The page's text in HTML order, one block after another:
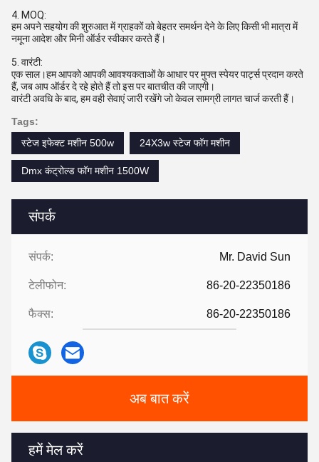
संपर्क
संपर्क: Mr. David Sun
टेलीफोन: 86-20-22350186
फैक्स: 86-20-22350186
अब बात करें
हमें मेल करें
4. MOQ:
हम अपने सहयोग की शुरुआत में ग्राहकों को बेहतर समर्थन देने के लिए किसी भी मात्रा में
नमूना आदेश और मिनी ऑर्डर स्वीकार करते हैं।
5. वारंटी:
एक साल।हम आपको आपकी आवश्यकताओं के आधार पर मुफ्त स्पेयर पार्ट्स प्रदान करते
हैं, जब आप ऑर्डर दे रहे होते हैं तो इस पर बातचीत की जाएगी।
वारंटी अवधि के बाद, हम वही सेवाएं जारी रखेंगे जो केवल सामग्री लागत चार्ज करती हैं।
Tags:
स्टेज इफेक्ट मशीन 500w
24X3w स्टेज फॉग मशीन
Dmx कंट्रोल्ड फॉग मशीन 1500W